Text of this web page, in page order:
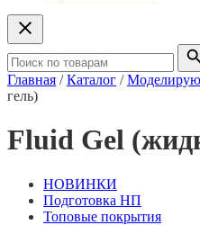
Главная / Каталог /
гель)
Fluid Gel
НОВИНКИ
Подготовка НП
Топовые покрытия